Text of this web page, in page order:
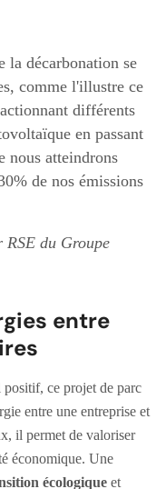
la décarbonation se
comme l'illustre ce
différents
en passant
nous atteindrons
de nos émissions
du Groupe
entre
ce projet de parc
entre une entreprise et
il permet de valoriser
économique. Une
écologique et